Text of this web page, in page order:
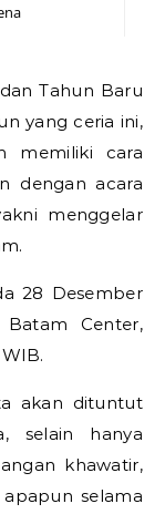
Tahun Baru
yang ceria ini,
memiliki cara
dengan acara
menggelar
28 Desember
Center,
akan dituntut
selain hanya
khawatir,
selama